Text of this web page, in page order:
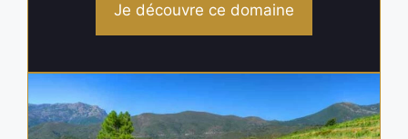
Je découvre ce domaine